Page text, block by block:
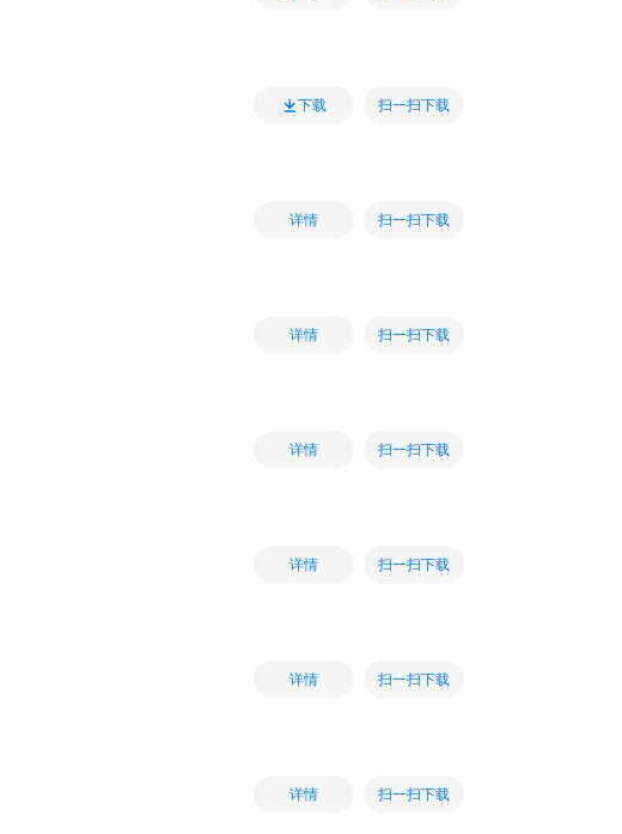
下载 扫一扫下载
详情 扫一扫下载
详情 扫一扫下载
详情 扫一扫下载
详情 扫一扫下载
详情 扫一扫下载
详情 扫一扫下载